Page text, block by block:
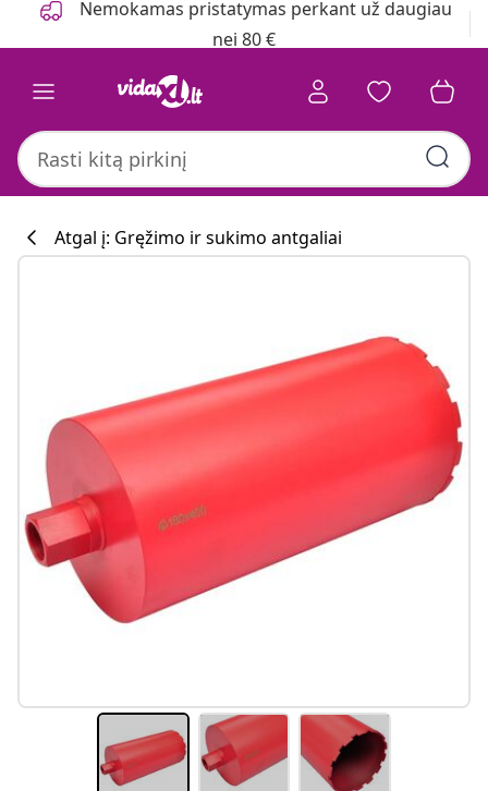
Nemokamas pristatymas perkant už daugiau
nei 80 €
Atgal į: Gręžimo ir sukimo antgaliai